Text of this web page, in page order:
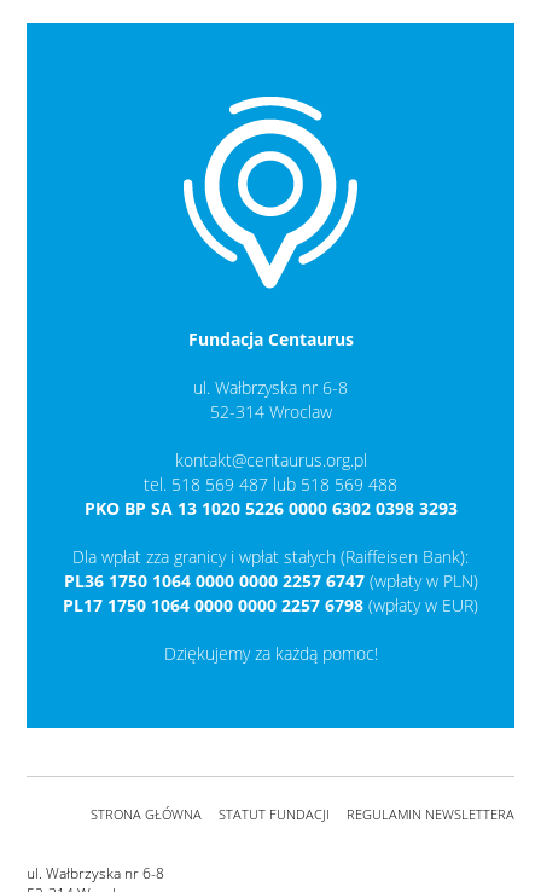
Fundacja Centaurus
ul. Wałbrzyska nr 6-8
52-314 Wroclaw
kontakt@centaurus.org.pl
tel. 518 569 487 lub 518 569 488
PKO BP SA 13 1020 5226 0000 6302 0398 3293
Dla wpłat zza granicy i wpłat stałych (Raiffeisen Bank):
PL36 1750 1064 0000 0000 2257 6747(wpłaty w PLN)
PL17 1750 1064 0000 0000 2257 6798 (wpłaty w EUR)
Dziękujemy za każdą pomoc!
ul. Wałbrzyska nr 6-8
STRONA GŁÓWNA STATUT FUNDACJI REGULAMIN NEWSLETTERA